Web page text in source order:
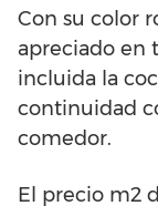
Con su color
apreciado en
incluida la
continuidad
comedor.
El precio m2